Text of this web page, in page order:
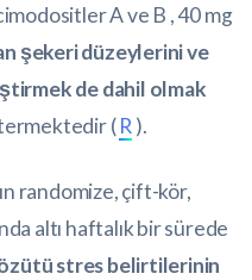
A ve B , 40 mg
şekeri düzeylerini ve
de dahil olmak
(R ).
randomize, çift-kör,
altı haftalık bir sürede
stres belirtilerinin